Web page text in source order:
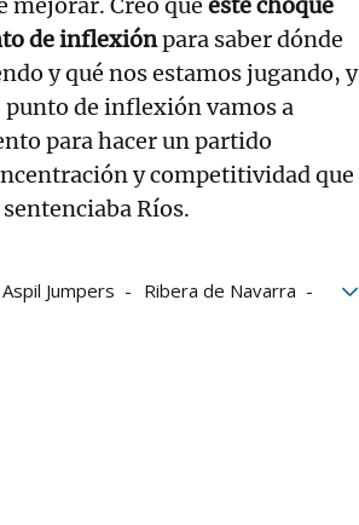
de inflexiónpara saber dónde
y qué nos estamos jugando, y
punto de inflexión vamos a
para hacer un partido
y competitividad que
Ríos.
Aspil Jumpers
Ribera de Navarra